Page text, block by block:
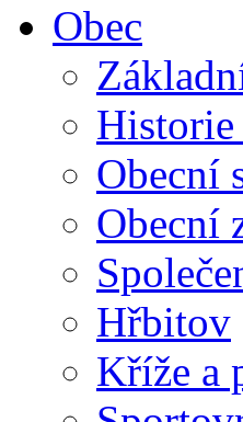
Obec
Historie
Obecní
Obecní
Hřbitov
Kříže a